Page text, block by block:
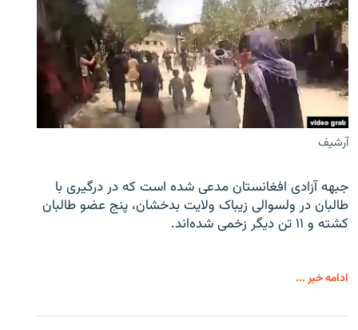
آرشیف
جبهه آزادی افغانستان مدعی شده است که در درگیری با
طالبان در ولسوالی زیباک ولایت بدخشان، پنج عضو طالبان
کشته و ۱۱ تن دیگر زخمی شده‌اند.
ادامه خبر ...